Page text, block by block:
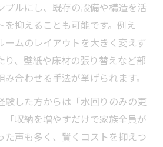
プルにし、既存の設備や構造を活
を抑えることも可能です。例え
ームのレイアウトを大きく変えず
り、壁紙や床材の張り替えなど部
合わせる手法が挙げられます。
験した方からは「水回りのみの更
「収納を増やすだけで家族全員が
た声も多く、賢くコストを抑えつ